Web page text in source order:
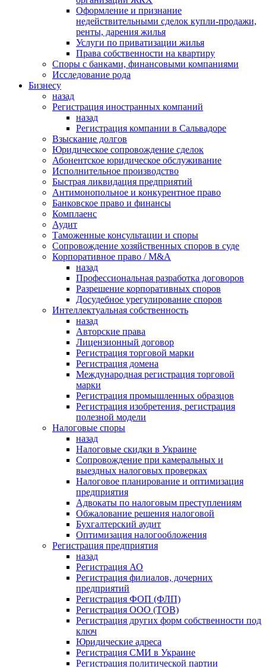
Оформление и признание
недействительными сделок купли-продажи,
ренты, дарения жилья
Услуги по приватизации жилья
Права собственности на квартиру
Cпоры с банками, финансовыми компаниями
Исследование рода
Бизнесу
назад
Регистрация иностранных компаний
назад
Регистрация компании в Сальвадоре
Взыскание долгов
Юридическое сопровождение сделок
Абонентское юридическое обслуживание
Исполнительное производство
Быстрая ликвидация предприятий
Антимонопольное и конкурентное право
Банковское право и финансы
Комплаенс
Аудит
Таможенные консультации и споры
Сопровождение хозяйственных споров в суде
Корпоративное право / M&A
назад
Профессиональная разработка договоров
Разрешение корпоративных споров
Досудебное урегулирование споров
Интеллектуальная собственность
назад
Авторские права
Лицензионный договор
Регистрация торговой марки
Регистрация домена
Международная регистрация торговой
марки
Регистрация промышленных образцов
Регистрация изобретения, регистрация
полезной модели
Налоговые споры
назад
Налоговые скидки в Украине
Сопровождение при камеральных и
выездных налоговых проверках
Налоговое планирование и оптимизация
предприятия
Адвокаты по налоговым преступлениям
Обжалование решения налоговой
Бухгалтерский аудит
Оптимизация налогообложения
Регистрация предприятия
назад
Регистрация АО
Регистрация филиалов, дочерних
предприятий
Регистрация ФОП (ФЛП)
Регистрация ООО (ТОВ)
Регистрация других форм собственности под
ключ
Юридические адреса
Регистрация СМИ в Украине
Регистрация политической партии